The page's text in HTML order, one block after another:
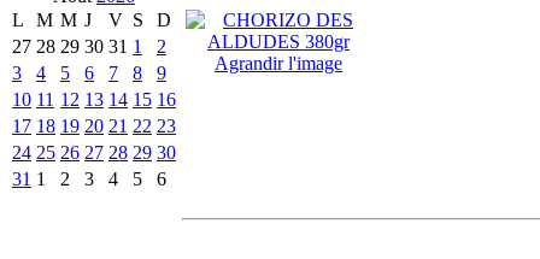
L
M M J V S
D
27 28 29 30 31 1
2
3
4 5 6 7 8
9
10 11 12 13 14 15 16
17 18 19 20 21 22 23
24 25 26 27 28 29 30
31 1 2 3 4 5 6
Agrandir l'image